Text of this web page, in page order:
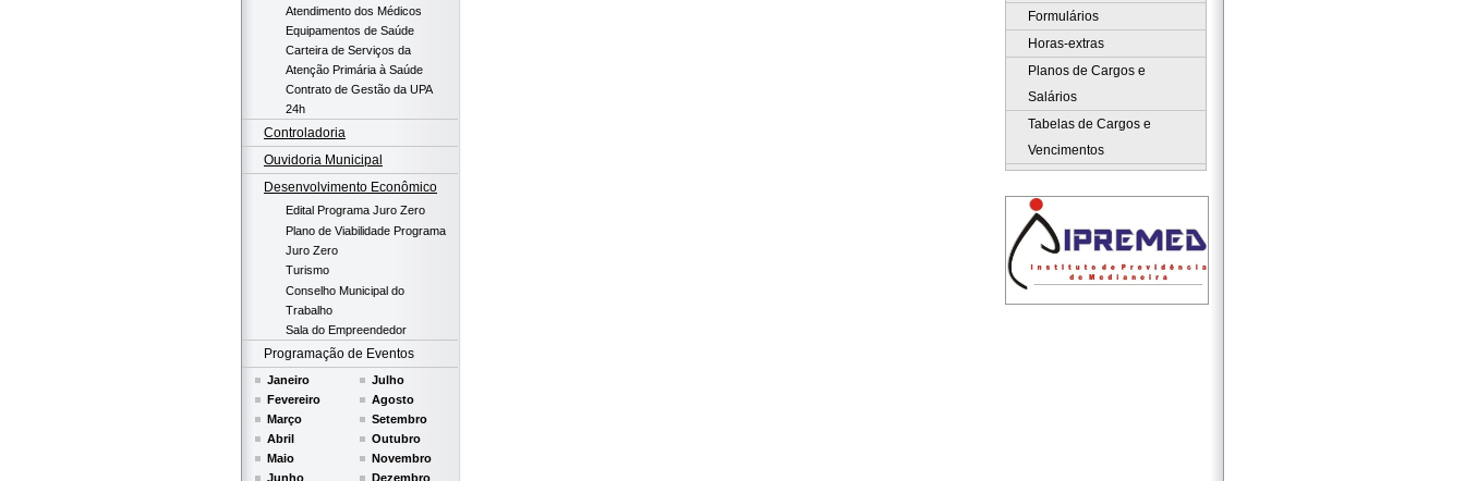
Atendimento dos Médicos
Equipamentos de Saúde
Carteira de Serviços da
Atenção Primária à Saúde
Contrato de Gestão da UPA
24h
Controladoria
Ouvidoria Municipal
Desenvolvimento Econômico
Edital Programa Juro Zero
Plano de Viabilidade Programa
Juro Zero
Turismo
Conselho Municipal do
Trabalho
Sala do Empreendedor
Programação de Eventos
Janeiro
Fevereiro
Março
Abril
Maio
Junho
Julho
Agosto
Setembro
Outubro
Novembro
Dezembro
Formulários
Horas-extras
Planos de Cargos e
Salários
Tabelas de Cargos e
Vencimentos